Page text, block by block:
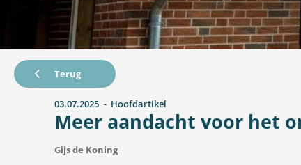
Meer aandacht voor het
Terug
03.07.2025 Hoofdartikel
Gijs de Koning